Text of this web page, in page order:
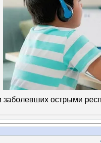
заболевших острыми